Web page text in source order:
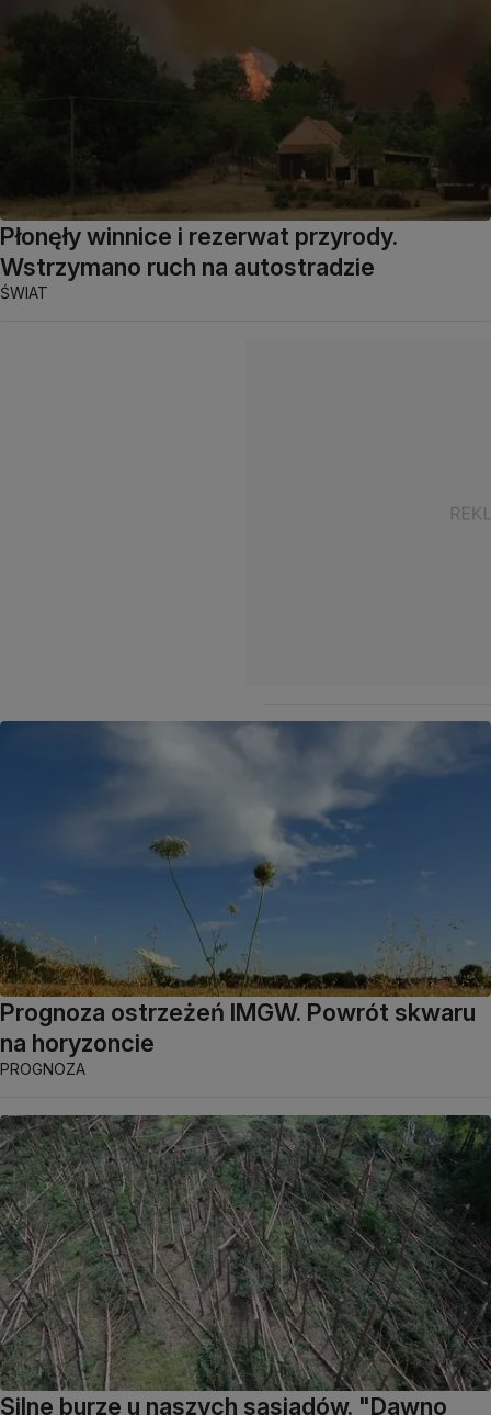
Płonęły winnice i rezerwat przyrody.
Wstrzymano ruch na autostradzie
ŚWIAT
Prognoza ostrzeżeń IMGW. Powrót skwaru
na horyzoncie
PROGNOZA
Silne burze u naszych sąsiadów. "Dawno